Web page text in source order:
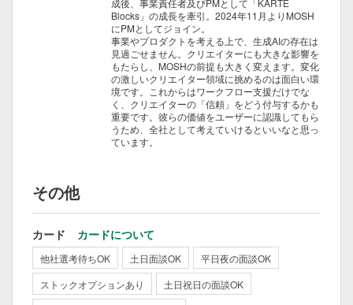
成後、事業責任者及びPMとして「KARTE
Blocks」の成長を牽引。2024年11月よりMOSH
にPMとしてジョイン。
事業やプロダクトを考える上で、生成AIの存在は
見過ごせません。クリエイターにも大きな影響を
もたらし、MOSHの前提も大きく変えます。変化
の激しいクリエイター領域に挑めるのは面白い環
境です。これからはワークフロー支援だけでな
く、クリエイターの「信頼」をどう付与するかも
重要です。彼らの価値をユーザーに認識してもら
うため、全社として考えていけるといいなと思っ
ています。
その他
カード カードについて
他社選考待ちOK 土日面談OK
平日夜の面談OK
ストックオプションあり
土日祝日の面談OK